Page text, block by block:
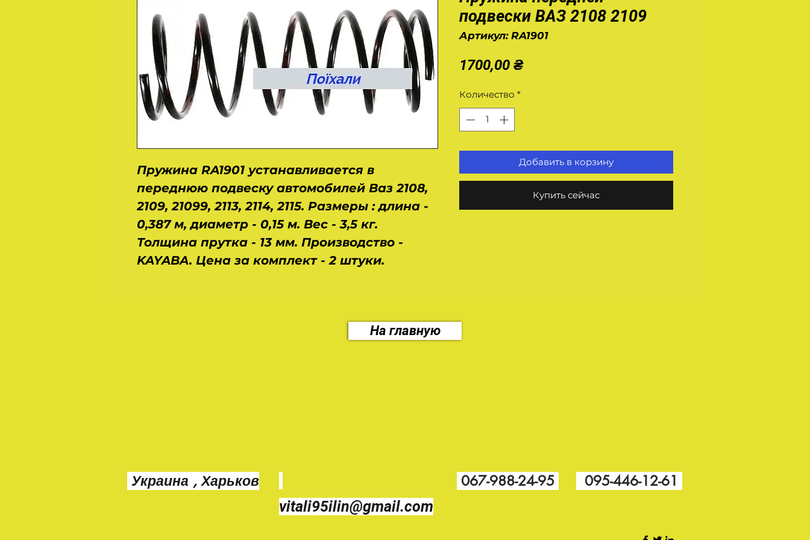
Пружина RA1901 устанавливается в
переднюю подвеску автомобилей Ваз 2108,
2109, 21099, 2113, 2114, 2115. Размеры : длина -
0,387 м, диаметр - 0,15 м. Вес - 3,5 кг.
Толщина прутка - 13 мм. Производство -
KAYABA. Цена за комплект - 2 штуки.
подвески ВАЗ 2108 2109
Артикул: RA1901
1700,00 ₴Цена
Количество *
Добавить в корзину
Купить сейчас
На главную
Украина , Харьков
vitali95ilin@gmail.com
067-988-24-95 095-446-12-61